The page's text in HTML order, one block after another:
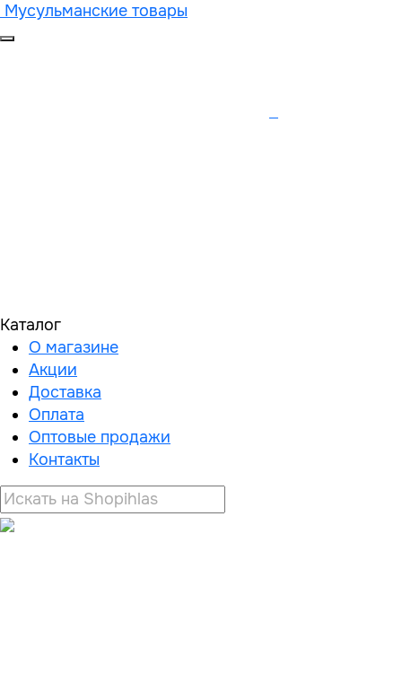
Мусульманские товары
Каталог
О магазине
Акции
Доставка
Оплата
Оптовые продажи
Контакты